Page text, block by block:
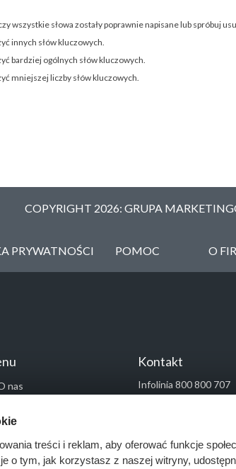
wszystkie słowa zostały poprawnie napisane lub spróbuj
innych słów kluczowych.
bardziej ogólnych słów kluczowych.
mniejszej liczby słów kluczowych.
COPYRIGHT 2026: GRUPA
PRYWATNOŚCI POMOC O
nas
przetargów
przetargowe
Kontakt
Infolinia 800 800 707
kontakt@pressinfo.pl
treści i reklam, aby oferować funkcje
o tym, jak korzystasz z naszej witryny,